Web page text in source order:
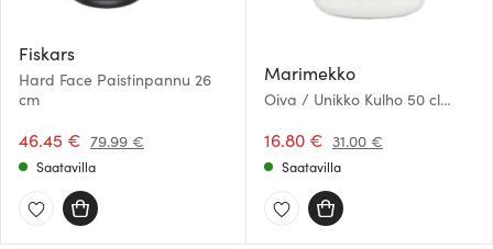
Fiskars
Hard Face Paistinpannu 26
cm
46.45 € 79.99 €
Saatavilla
Marimekko
Oiva / Unikko Kulho 50 cl
16.80 € 31.00 €
Saatavilla